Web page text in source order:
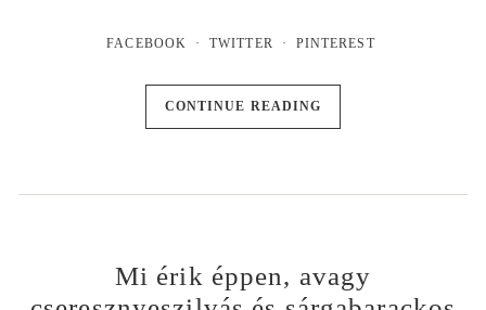
FACEBOOK TWITTER PINTEREST
CONTINUE READING
Mi érik éppen, avagy